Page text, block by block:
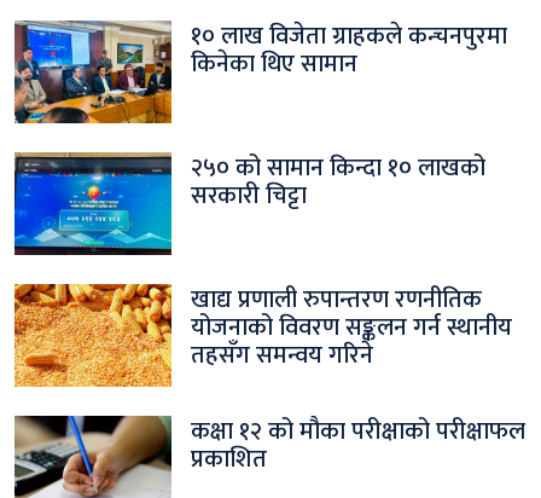
१० लाख विजेता ग्राहकले कन्चनपुरमा
किनेका थिए सामान
२५० को सामान किन्दा १० लाखको
सरकारी चिट्टा
खाद्य प्रणाली रुपान्तरण रणनीतिक
योजनाको विवरण सङ्कलन गर्न स्थानीय
तहसँग समन्वय गरिने
कक्षा १२ को मौका परीक्षाको परीक्षाफल
प्रकाशित